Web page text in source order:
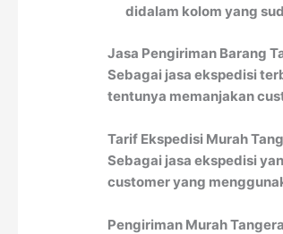
didalam kolom yang
Jasa Pengiriman Barang
Sebagai jasa ekspedisi
tentunya memanjakan
Tarif Ekspedisi Murah
Sebagai jasa ekspedisi
customer yang
Pengiriman Murah